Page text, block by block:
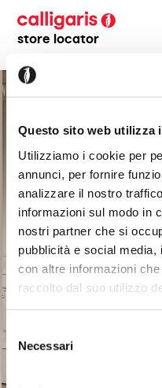
Questo sito web utilizza
Utilizziamo i cookie per
annunci, per fornire
analizzare il nostro
informazioni sul modo in
nostri partner che si
pubblicità e social media,
con altre informazioni
raccolto dal suo utilizzo
Selezione
delNecessari
store locator